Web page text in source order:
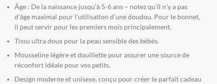
Âge : De la naissance jusqu'à 5-6 ans – notez qu'il n'y a pas
d'âge maximal pour l'utilisation d'une doudou. Pour le bonnet,
il peut servir pour les premiers mois principalement.
Tissu ultra doux pour la peau sensible des bébés.
Mousseline légère et douillette pour assurer une source de
réconfort idéale pour vos petits.
Design moderne et unisexe, conçu pour créer le parfait cadeau